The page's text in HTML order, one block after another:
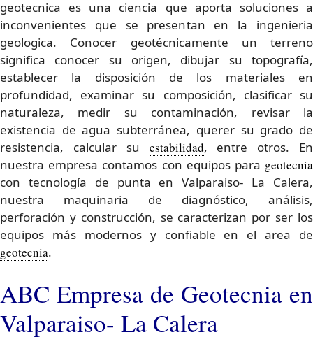
geotecnica es una ciencia que aporta soluciones a
inconvenientes que se presentan en la ingenieria
geologica. Conocer geotécnicamente un terreno
significa conocer su origen, dibujar su topografía,
establecer la disposición de los materiales en
profundidad, examinar su composición, clasificar su
naturaleza, medir su contaminación, revisar la
existencia de agua subterránea, querer su grado de
resistencia, calcular su estabilidad, entre otros. En
nuestra empresa contamos con equipos para geotecnia
con tecnología de punta en Valparaiso- La Calera,
nuestra maquinaria de diagnóstico, análisis,
perforación y construcción, se caracterizan por ser los
equipos más modernos y confiable en el area de
geotecnia.
ABC Empresa de Geotecnia en
Valparaiso- La Calera